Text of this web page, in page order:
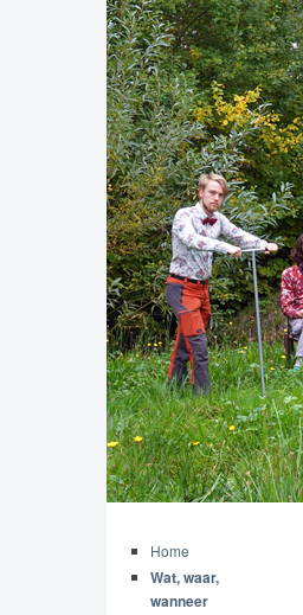
Home
Wat, waar,
wanneer